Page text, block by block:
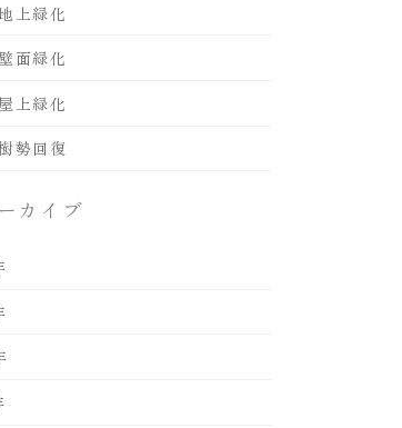
上緑化
面緑化
上緑化
勢回復
カイブ